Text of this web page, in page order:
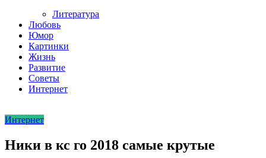
Литература
Любовь
Юмор
Картинки
Жизнь
Развитие
Советы
Интернет
Интернет
Ники в кс го 2018 самые крутые